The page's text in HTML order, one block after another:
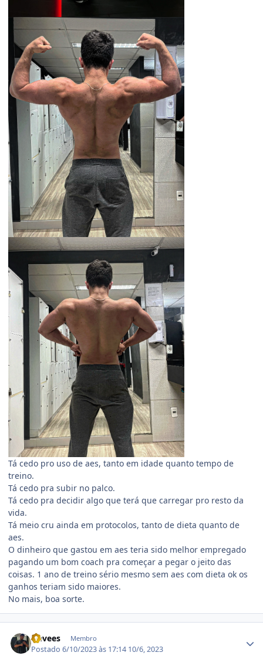
Tá cedo pro uso de aes, tanto em idade quanto tempo de
treino.
Tá cedo pra subir no palco.
Tá cedo pra decidir algo que terá que carregar pro resto da
vida.
Tá meio cru ainda em protocolos, tanto de dieta quanto de
aes.
O dinheiro que gastou em aes teria sido melhor empregado
pagando um bom coach pra começar a pegar o jeito das
coisas. 1 ano de treino sério mesmo sem aes com dieta ok os
ganhos teriam sido maiores.
No mais, boa sorte.
Nevees Membro
Postado6/10/2023 às 17:14 10/6, 2023